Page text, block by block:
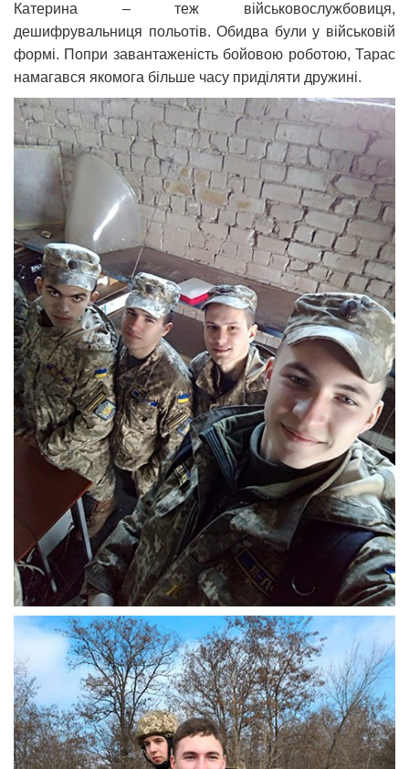
Катерина – теж військовослужбовиця,
дешифрувальниця польотів. Обидва були у військовій
формі. Попри завантаженість бойовою роботою, Тарас
намагався якомога більше часу приділяти дружині.